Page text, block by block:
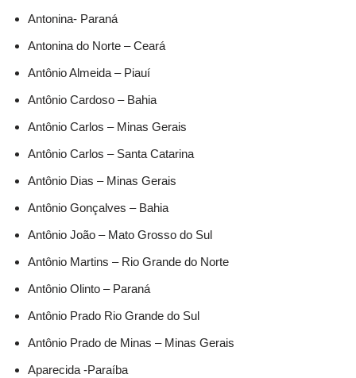
Antonina- Paraná
Antonina do Norte – Ceará
Antônio Almeida – Piauí
Antônio Cardoso – Bahia
Antônio Carlos – Minas Gerais
Antônio Carlos – Santa Catarina
Antônio Dias – Minas Gerais
Antônio Gonçalves – Bahia
Antônio João – Mato Grosso do Sul
Antônio Martins – Rio Grande do Norte
Antônio Olinto – Paraná
Antônio Prado Rio Grande do Sul
Antônio Prado de Minas – Minas Gerais
Aparecida -Paraíba